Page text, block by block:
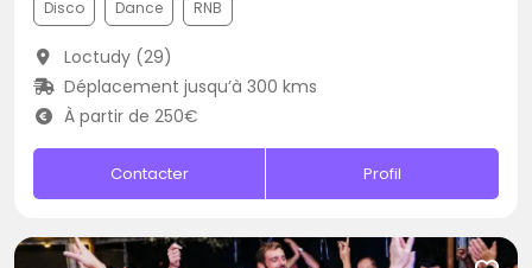
Disco Dance RNB
Loctudy (29)
Déplacement jusqu’à 300 kms
À partir de 250€
Contacter Profil